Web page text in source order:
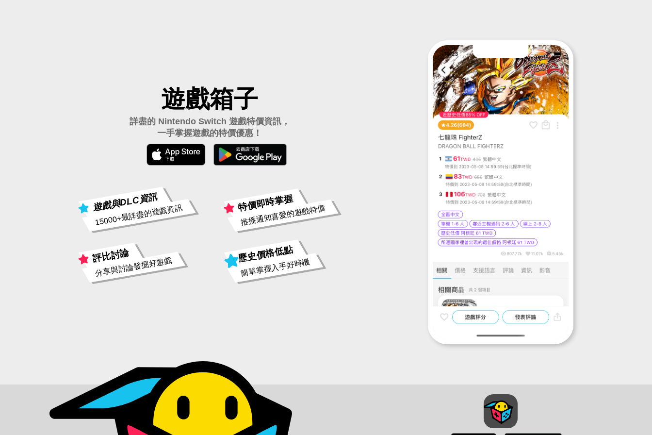
遊戲箱子
詳盡的 Nintendo Switch 遊戲特價資訊，
一手掌握遊戲的特價優惠！
遊戲與DLC資訊
15000+最詳盡的遊戲資訊
特價即時掌握
推播通知喜愛的遊戲特價
評比討論
分享與討論發掘好遊戲
歷史價格低點
簡單掌握入手好時機